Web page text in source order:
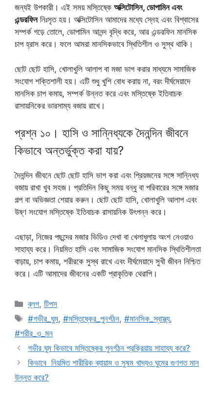
জন্যই উপকারী। এই সময় মস্তিষ্কে অক্সিটোসিন, ডোপামিন এবং
এন্ডরফিননিঃসৃত হয়। অক্সিটোসিন আমাদের মধ্যে স্নেহ এবং বিশ্বাসের
সম্পর্ক গড়ে তোলে, ডোপামিন আনন্দ বৃদ্ধি করে, আর এন্ডরফিন মানসিক
চাপ হ্রাস করে। ফলে আমরা মানসিকভাবে স্থিতিশীল ও সুস্থ থাকি।
ছোট ছোট হাসি, খোলাখুলি আলাপ বা মজা ভাগ করার মাধ্যমে সামাজিক
সংযোগ শক্তিশালী হয়। এটি শুধু খুশি বোধ করায় না, বরং দীর্ঘমেয়াদে
মানসিক চাপ কমায়, সম্পর্ক উন্নত করে এবং মস্তিষ্কে ইতিবাচক
রাসায়নিকের ভারসাম্য বজায় রাখে।
প্রশ্ন ১০। হাসি ও সান্নিধ্যকে দৈনন্দিন জীবনে
কিভাবে অন্তর্ভুক্ত করা যায়?
দৈনন্দিন জীবনে ছোট ছোট হাসি ভাগ করা এবং প্রিয়জনের সঙ্গে সান্নিধ্য
বজায় রাখা খুব সহজ। প্রতিদিন কিছু সময় বন্ধু বা পরিবারের সঙ্গে মজার
গল্প বা অভিজ্ঞতা শেয়ার করুন। ছোট ছোট হাসি, খোলাখুলি আলাপ এবং
উষ্ণ সংযোগ মস্তিষ্কে ইতিবাচক রাসায়নিক উৎপন্ন করে।
এছাড়া, নিজের পছন্দের মজার ভিডিও দেখা বা খেলাধুলায় অংশ নেওয়াও
সাহায্য করে। নিয়মিত হাসি এবং সামাজিক সংযোগ মানসিক স্থিতিশীলতা
বাড়ায়, চাপ কমায়, শরীরকে সুস্থ রাখে এবং দীর্ঘমেয়াদে সুখী জীবন নিশ্চিত
করে। এটি আমাদের জীবনের একটি প্রাকৃতিক থেরাপি।
Categories
ব্লগ,টিপস
Tags
#গভীর_ঘুম,#মস্তিষ্কের_পুনর্গঠন,#মানসিক_স্বাস্থ্য,
#শরীর_ও_মন
গভীর ঘুম কিভাবে মস্তিষ্কের পুনর্গঠন প্রক্রিয়ায় সাহায্য করে?
কিভাবে নিয়মিত শারীরিক ব্যায়াম ও সুষম খাদ্যও ঘুমের গুণগত মান
উন্নত করে?